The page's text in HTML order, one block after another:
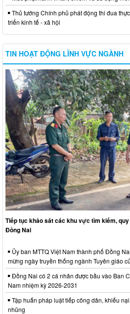
Thủ tướng Chính phủ phát động thi đua
triển kinh tế - xã hội
TIN HOẠT ĐỘNG LĨNH VỰC NGÀNH
Tiếp tục khảo sát các khu vực tìm kiếm,
Đồng Nai
Ủy ban MTTQ Việt Nam thành phố Đồng
mừng ngày truyền thống ngành Tuyên giáo
Đồng Nai có 2 cá nhân được bầu vào Ban
Nam nhiệm kỳ 2026-2031
Tập huấn pháp luật tiếp công dân, khiếu
nhũng